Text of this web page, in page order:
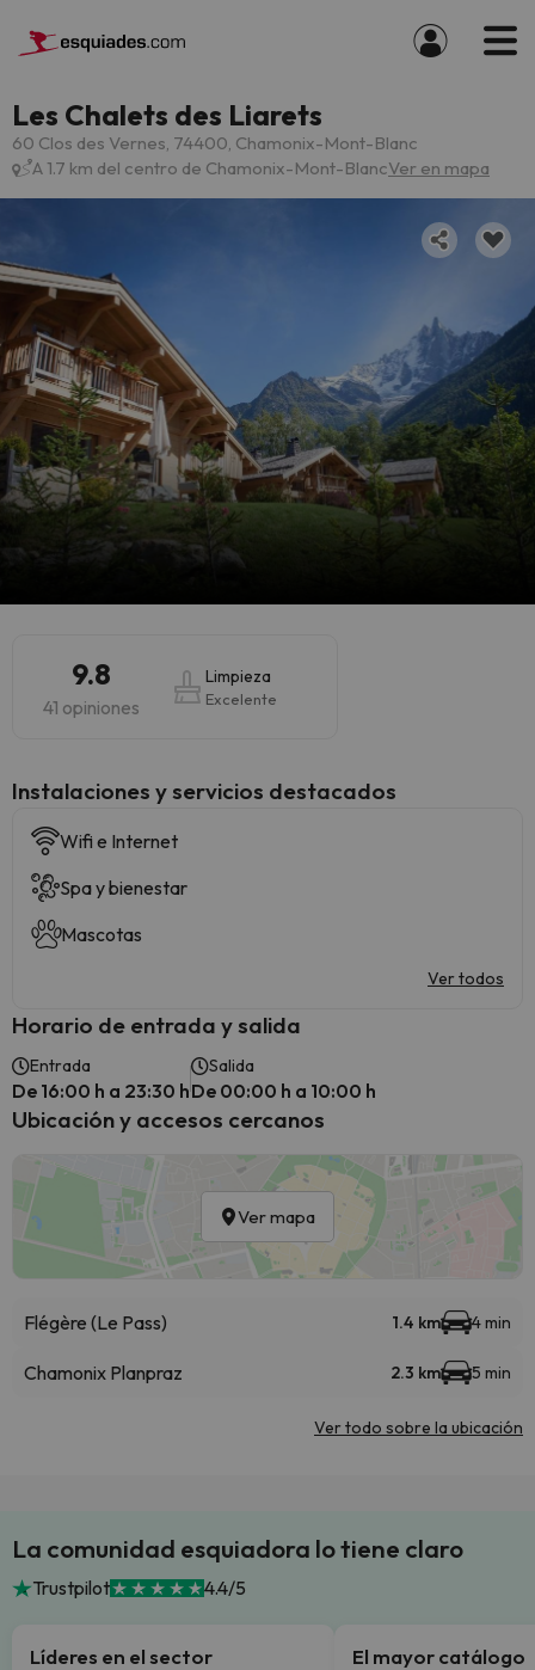
Les Chalets des Liarets
60 Clos des Vernes, 74400, Chamonix-Mont-Blanc
A 1.7 km del centro de Chamonix-Mont-BlancVer en mapa
9.8
41 opiniones
Limpieza
Excelente
Instalaciones y servicios destacados
Wifi e Internet
Spa y bienestar
Mascotas
Ver todos
Horario de entrada y salida
Entrada
De 16:00 h a 23:30 h
Salida
De 00:00 h a 10:00 h
Ubicación y accesos cercanos
Ver mapa
Flégère (Le Pass) 1.4 km 4 min
Chamonix Planpraz 2.3 km 5 min
Ver todo sobre la ubicación
La comunidad esquiadora lo tiene claro
Trustpilot 4.4/5
Líderes en el sector El mayor catálogo